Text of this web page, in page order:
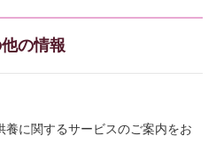
の情報
に関するサービスのご案内をお